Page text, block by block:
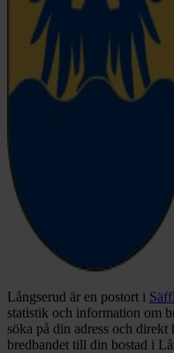
Långserud är en postort i
statistik och information om
söka på din adress och direkt
bredbandet till din bostad i